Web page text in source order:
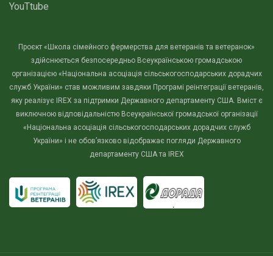
YouTtube
Проєкт «Школа сімейного фермерства для ветеранів та ветеранок»
здійснюється безпосередньо Всеукраїнською громадською
організацією «Національна асоціація сільськогосподарських дорадчих
служб України» став можливим завдяки Програмі реінтеграції ветеранів,
яку реалізує IREX за підтримки Державного департаменту США. Вміст є
виключною відповідальністю Всеукраїнської громадської організації
«Національна асоціація сільськогосподарських дорадчих служб
України» і не обов’язково відображає погляди Державного
департаменту США та IREX